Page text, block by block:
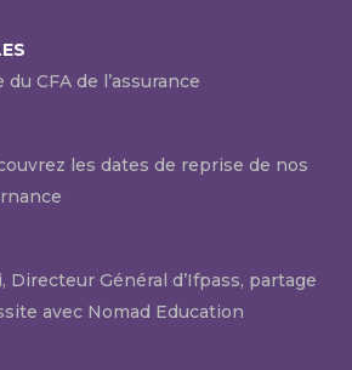
CFA de l’assurance
les dates de reprise de nos
Directeur Général d’Ifpass, partage
avec Nomad Education